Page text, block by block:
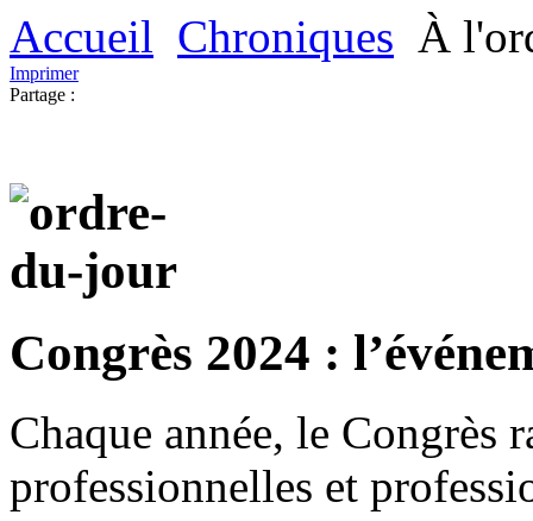
Accueil Chroniques À
Imprimer
Partage :
Congrès 2024 :
Chaque année, le Congrès
professionnelles et